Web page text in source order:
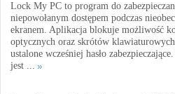
Lock My PC to program do
niepowołanym dostępem podczas
ekranem. Aplikacja blokuje możliwość
optycznych oraz skrótów
ustalone wcześniej hasło
jest ...